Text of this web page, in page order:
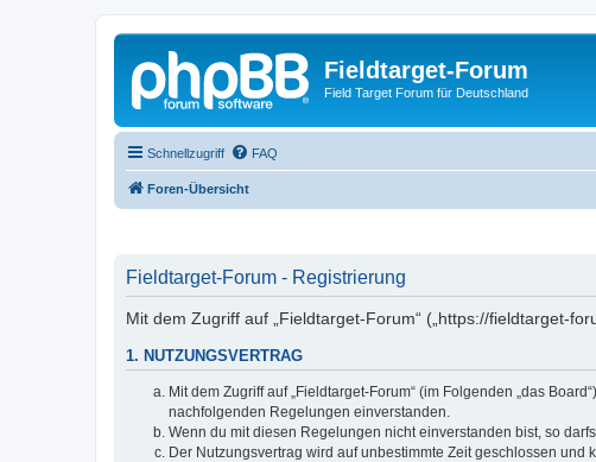
Fieldtarget-Forum
Field Target Forum für Deutschland
Schnellzugriff FAQ
Foren-Übersicht
Fieldtarget-Forum - Registrierung
Mit dem Zugriff auf „Fieldtarget-Forum“ („https://fieldtarget-
1. NUTZUNGSVERTRAG
Mit dem Zugriff auf „Fieldtarget-Forum“ (im Folgenden „das
nachfolgenden Regelungen einverstanden.
Wenn du mit diesen Regelungen nicht einverstanden bist, so
Der Nutzungsvertrag wird auf unbestimmte Zeit geschlossen